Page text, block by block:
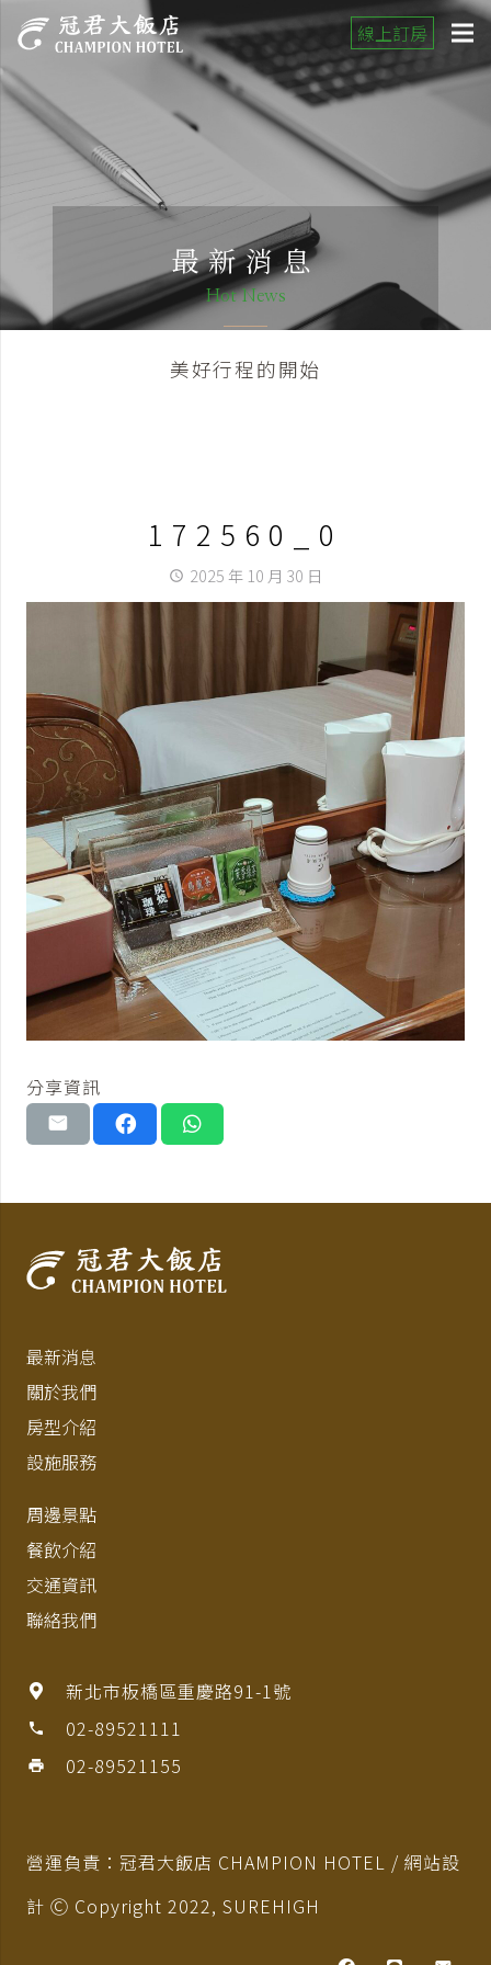
線上訂房
最新消息
Hot News
美好行程的開始
172560_0
access_time 2025 年 10 月 30 日
分享資訊
最新消息
關於我們
房型介紹
設施服務
周邊景點
餐飲介紹
交通資訊
聯絡我們
新北市板橋區重慶路91-1號
phone 02-89521111
print 02-89521155
營運負責：冠君大飯店 CHAMPION HOTEL / 網站設
計 Ⓒ Copyright 2022, SUREHIGH